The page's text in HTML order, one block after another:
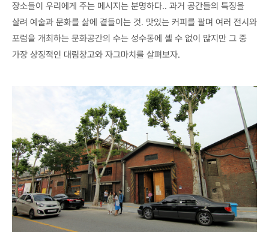
장소들이 우리에게 주는 메시지는 분명하다.. 과거 공간들의 특징을
살려 예술과 문화를 삶에 곁들이는 것. 맛있는 커피를 팔며 여러 전시와
포럼을 개최하는 문화공간의 수는 성수동에 셀 수 없이 많지만 그 중
가장 상징적인 대림창고와 자그마치를 살펴보자.